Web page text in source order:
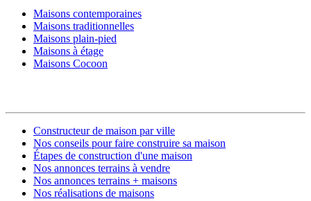
Maisons contemporaines
Maisons traditionnelles
Maisons plain-pied
Maisons à étage
Maisons Cocoon
Constructeur de maison par ville
Nos conseils pour faire construire sa maison
Étapes de construction d'une maison
Nos annonces terrains à vendre
Nos annonces terrains + maisons
Nos réalisations de maisons